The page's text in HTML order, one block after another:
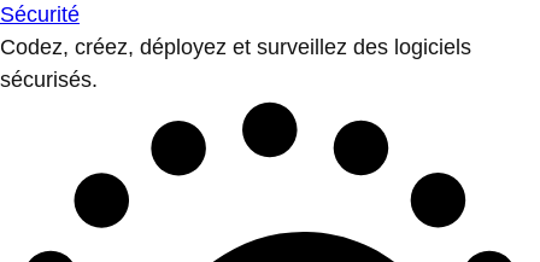
Sécurité
Codez, créez, déployez et surveillez des logiciels
sécurisés.